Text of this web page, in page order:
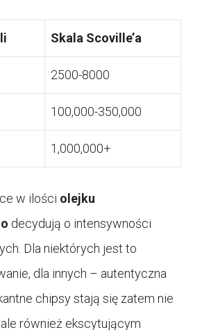
Skala Scoville’a
2500-8000
100,000-350,000
1,000,000+
w ilości olejku
decydują o intensywności
Dla niektórych jest to
dla innych – autentyczna
chipsy stają się zatem nie
również ekscytującym